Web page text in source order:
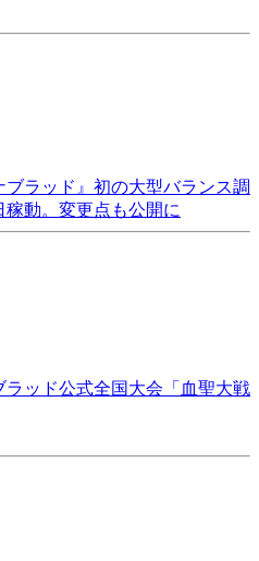
ブラッド』初の大型バランス調
動。変更点も公開に
ラッド公式全国大会「血聖大戦